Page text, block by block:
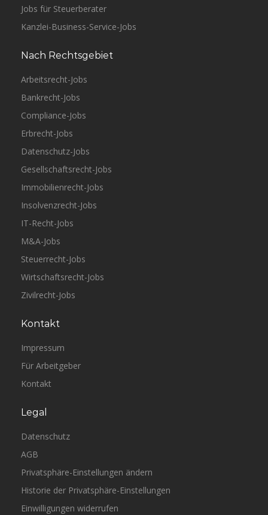
Jobs für Steuerberater
Kanzlei-Business-Service-Jobs
Nach Rechtsgebiet
Arbeitsrecht-Jobs
Bankrecht-Jobs
Compliance-Jobs
Erbrecht-Jobs
Datenschutz-Jobs
Gesellschaftsrecht-Jobs
Immobilienrecht-Jobs
Insolvenzrecht-Jobs
IT-Recht-Jobs
M&A-Jobs
Steuerrecht-Jobs
Wirtschaftsrecht-Jobs
Zivilrecht-Jobs
Kontakt
Impressum
Für Arbeitgeber
Kontakt
Legal
Datenschutz
AGB
Privatsphäre-Einstellungen ändern
Historie der Privatsphäre-Einstellungen
Einwilligungen widerrufen